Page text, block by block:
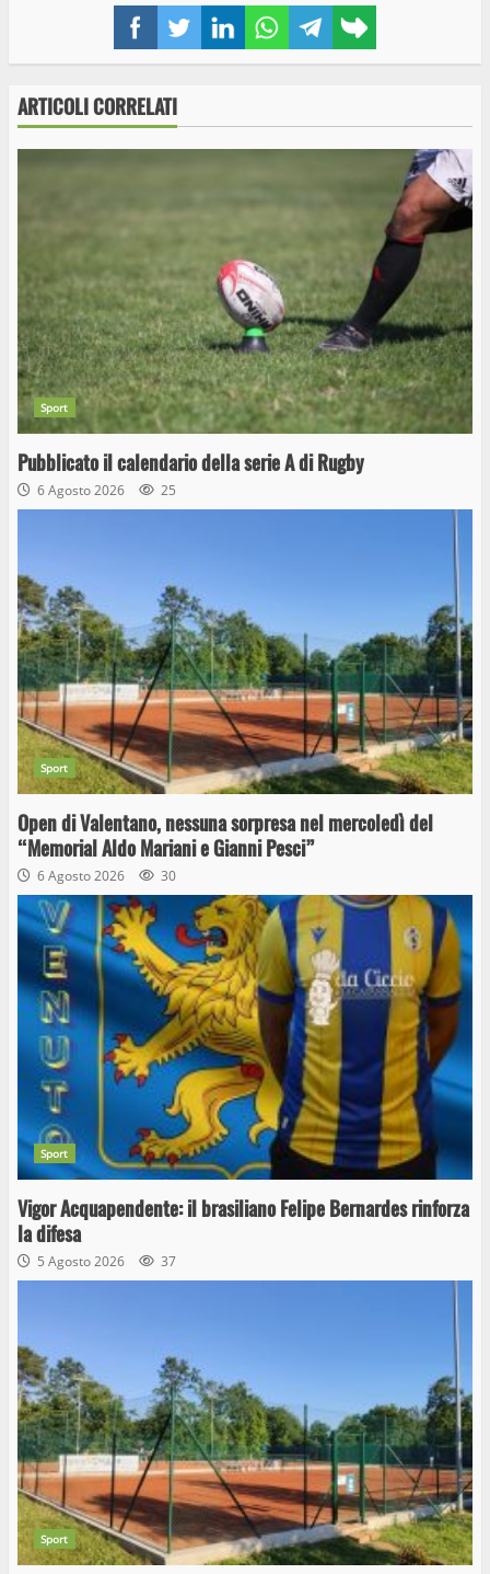
FacebookTwitterLinkedInWhatsAppTelegram
link
ARTICOLI CORRELATI
Sport
Pubblicato il calendario della serie A di Rugby
6 Agosto 2026 25
Sport
Open di Valentano, nessuna sorpresa nel mercoledì del
“Memorial Aldo Mariani e Gianni Pesci”
6 Agosto 2026 30
Sport
Vigor Acquapendente: il brasiliano Felipe Bernardes rinforza
la difesa
5 Agosto 2026 37
Sport